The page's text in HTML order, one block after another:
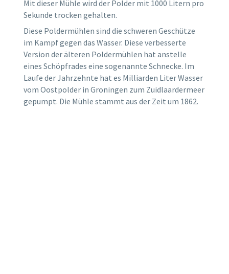
Mit dieser Mühle wird der Polder mit 1000 Litern pro
Sekunde trocken gehalten.
Diese Poldermühlen sind die schweren Geschütze
im Kampf gegen das Wasser. Diese verbesserte
Version der älteren Poldermühlen hat anstelle
eines Schöpfrades eine sogenannte Schnecke. Im
Laufe der Jahrzehnte hat es Milliarden Liter Wasser
vom Oostpolder in Groningen zum Zuidlaardermeer
gepumpt. Die Mühle stammt aus der Zeit um 1862.